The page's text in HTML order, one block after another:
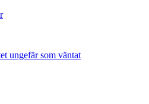
ungefär som väntat